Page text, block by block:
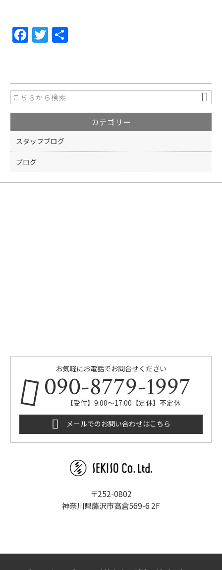
F
e
b
o
o
k
T
er
カテゴリー
スタッフブログ
ブログ
お気軽にお電話でお問合せください
090-8779-1997
【受付】9:00～17:00【定休】不定休
メールでのお問い合わせはこちら
〒252-0802
神奈川県藤沢市高倉569-6 2F